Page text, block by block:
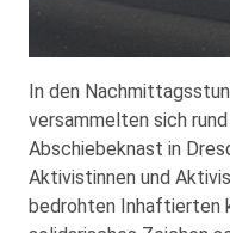
In den
versammelten sich
Abschiebeknast in
Aktivistinnen und
bedrohten Inhaftierten